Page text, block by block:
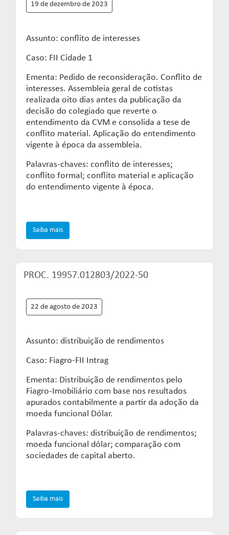
19 de dezembro de 2023
Assunto: conflito de interesses
Caso: FII Cidade 1
Ementa: Pedido de reconsideração. Conflito de
interesses. Assembleia geral de cotistas
realizada oito dias antes da publicação da
decisão do colegiado que reverte o
entendimento da CVM e consolida a tese de
conflito material. Aplicação do entendimento
vigente à época da assembleia.
Palavras-chaves: conflito de interesses;
conflito formal; conflito material e aplicação
do entendimento vigente à época.
Saiba mais
PROC. 19957.012803/2022-50
22 de agosto de 2023
Assunto: distribuição de rendimentos
Caso: Fiagro-FII Intrag
Ementa: Distribuição de rendimentos pelo
Fiagro-Imobiliário com base nos resultados
apurados contabilmente a partir da adoção da
moeda funcional Dólar.
Palavras-chaves: distribuição de rendimentos;
moeda funcional dólar; comparação com
sociedades de capital aberto.
Saiba mais